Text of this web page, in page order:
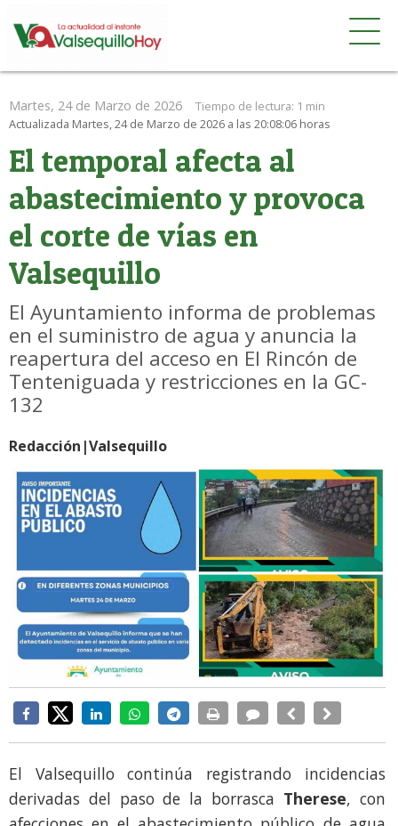
Martes, 24 de Marzo de 2026 Tiempo de lectura: 1 min
Actualizada Martes, 24 de Marzo de 2026 a las 20:08:06 horas
El temporal afecta al
abastecimiento y provoca
el corte de vías en
Valsequillo
El Ayuntamiento informa de problemas
en el suministro de agua y anuncia la
reapertura del acceso en El Rincón de
Tenteniguada y restricciones en la GC-
132
Redacción|Valsequillo
El Valsequillo continúa registrando incidencias
derivadas del paso de la borrasca Therese, con